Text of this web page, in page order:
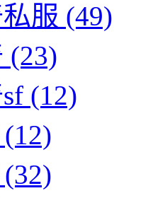
服 (49)
(23)
(12)
(12)
(32)